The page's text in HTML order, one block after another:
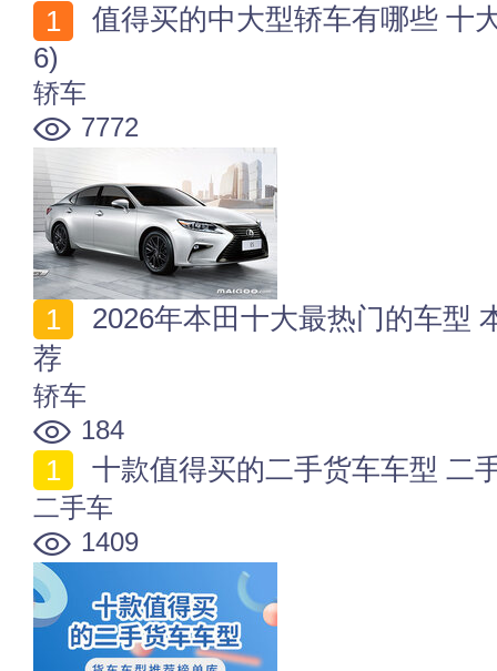
6)
轿车
7772
荐
轿车
184
十款值得买的二手货车车型 二
二手车
1409